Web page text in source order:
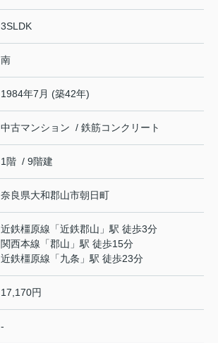
3SLDK
南
1984年7月 (築42年)
中古マンション / 鉄筋コンクリート
1階 / 9階建
奈良県大和郡山市朝日町
近鉄橿原線 「近鉄郡山 」駅 徒歩3分
関西本線 「郡山 」駅 徒歩15分
近鉄橿原線 「九条 」駅 徒歩23分
17,170円
-